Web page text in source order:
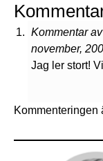
Kommentar
november,
Jag ler stort!
Kommenteringen